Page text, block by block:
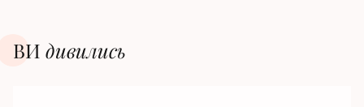
ВИ дивилиcь